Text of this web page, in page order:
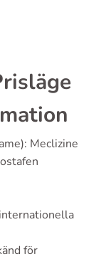
Meclizine
för